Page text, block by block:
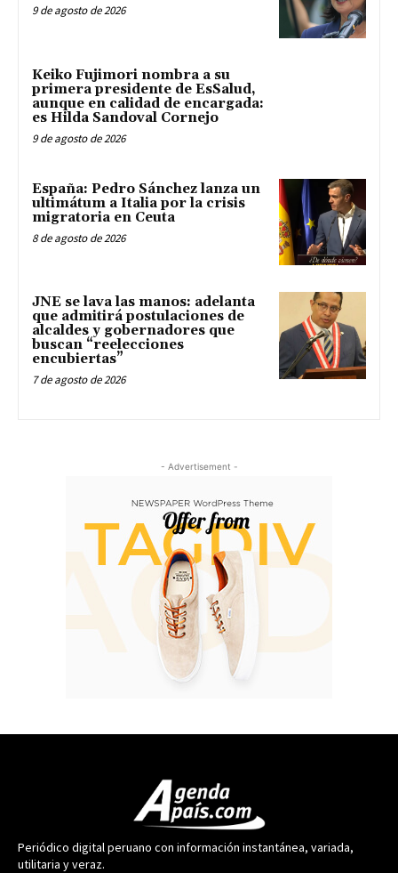
9 de agosto de 2026
Keiko Fujimori nombra a su
primera presidente de EsSalud,
aunque en calidad de encargada:
es Hilda Sandoval Cornejo
9 de agosto de 2026
España: Pedro Sánchez lanza un
ultimátum a Italia por la crisis
migratoria en Ceuta
8 de agosto de 2026
JNE se lava las manos: adelanta
que admitirá postulaciones de
alcaldes y gobernadores que
buscan “reelecciones
encubiertas”
7 de agosto de 2026
- Advertisement -
Periódico digital peruano con información instantánea, variada,
utilitaria y veraz.